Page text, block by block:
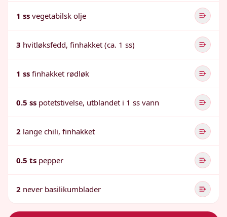
1 ss vegetabilsk olje
3 hvitløksfedd, finhakket (ca. 1 ss)
1 ss finhakket rødløk
0.5 ss potetstivelse, utblandet i 1 ss vann
2 lange chili, finhakket
0.5 ts pepper
2 never basilikumblader